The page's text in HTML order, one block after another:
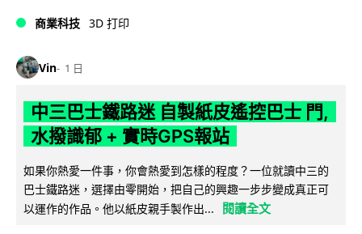
商業科技 3D 打印
Vin 1 日
中三巴士鐵路迷 自製紙皮遙控巴士 門,
水撥識郁 + 實時GPS報站
如果你熱愛一件事，你會熱愛到怎樣的程度？一位就讀中三的
巴士鐵路迷，選擇由零開始，把自己的興趣一步步變成真正可
以運作的作品。他以紙皮親手製作出...
閱讀全文